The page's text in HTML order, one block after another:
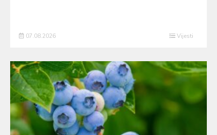
07.08.2026 Vijesti